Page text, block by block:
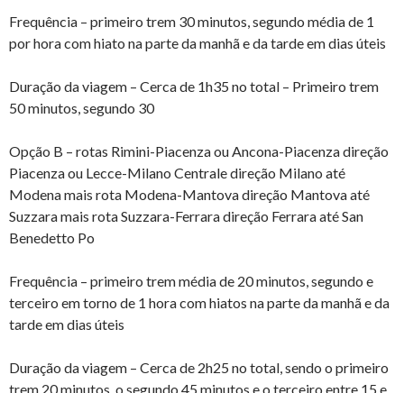
Frequência – primeiro trem 30 minutos, segundo média de 1
por hora com hiato na parte da manhã e da tarde em dias úteis
Duração da viagem – Cerca de 1h35 no total – Primeiro trem
50 minutos, segundo 30
Opção B – rotas Rimini-Piacenza ou Ancona-Piacenza direção
Piacenza ou Lecce-Milano Centrale direção Milano até
Modena mais rota Modena-Mantova direção Mantova até
Suzzara mais rota Suzzara-Ferrara direção Ferrara até San
Benedetto Po
Frequência – primeiro trem média de 20 minutos, segundo e
terceiro em torno de 1 hora com hiatos na parte da manhã e da
tarde em dias úteis
Duração da viagem – Cerca de 2h25 no total, sendo o primeiro
trem 20 minutos, o segundo 45 minutos e o terceiro entre 15 e